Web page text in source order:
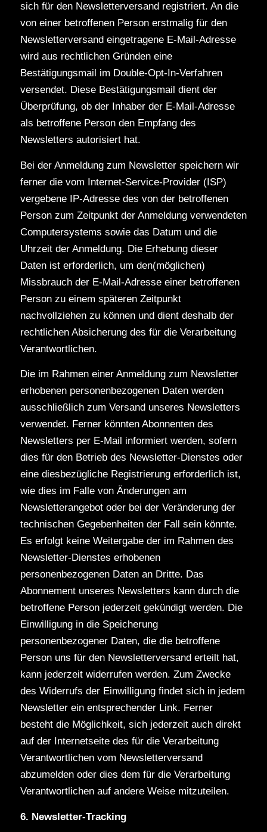
sich für den Newsletterversand registriert. An die
von einer betroffenen Person erstmalig für den
Newsletterversand eingetragene E-Mail-Adresse
wird aus rechtlichen Gründen eine
Bestätigungsmail im Double-Opt-In-Verfahren
versendet. Diese Bestätigungsmail dient der
Überprüfung, ob der Inhaber der E-Mail-Adresse
als betroffene Person den Empfang des
Newsletters autorisiert hat.
Bei der Anmeldung zum Newsletter speichern wir
ferner die vom Internet-Service-Provider (ISP)
vergebene IP-Adresse des von der betroffenen
Person zum Zeitpunkt der Anmeldung verwendeten
Computersystems sowie das Datum und die
Uhrzeit der Anmeldung. Die Erhebung dieser
Daten ist erforderlich, um den(möglichen)
Missbrauch der E-Mail-Adresse einer betroffenen
Person zu einem späteren Zeitpunkt
nachvollziehen zu können und dient deshalb der
rechtlichen Absicherung des für die Verarbeitung
Verantwortlichen.
Die im Rahmen einer Anmeldung zum Newsletter
erhobenen personenbezogenen Daten werden
ausschließlich zum Versand unseres Newsletters
verwendet. Ferner könnten Abonnenten des
Newsletters per E-Mail informiert werden, sofern
dies für den Betrieb des Newsletter-Dienstes oder
eine diesbezügliche Registrierung erforderlich ist,
wie dies im Falle von Änderungen am
Newsletterangebot oder bei der Veränderung der
technischen Gegebenheiten der Fall sein könnte.
Es erfolgt keine Weitergabe der im Rahmen des
Newsletter-Dienstes erhobenen
personenbezogenen Daten an Dritte. Das
Abonnement unseres Newsletters kann durch die
betroffene Person jederzeit gekündigt werden. Die
Einwilligung in die Speicherung
personenbezogener Daten, die die betroffene
Person uns für den Newsletterversand erteilt hat,
kann jederzeit widerrufen werden. Zum Zwecke
des Widerrufs der Einwilligung findet sich in jedem
Newsletter ein entsprechender Link. Ferner
besteht die Möglichkeit, sich jederzeit auch direkt
auf der Internetseite des für die Verarbeitung
Verantwortlichen vom Newsletterversand
abzumelden oder dies dem für die Verarbeitung
Verantwortlichen auf andere Weise mitzuteilen.
6. Newsletter-Tracking